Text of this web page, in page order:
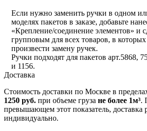
Если нужно заменить ручки в одном
моделях пакетов в заказе, добавьте
«Крепление/соединение элементов» и
групповым для всех товаров, в
произвести замену ручек.
Ручки подходят для пакетов арт.5868,
и 1156.
Доставка
Стоимость доставки по Москве в
1250 руб. при объеме груза не более 1м³.
превышающем этот показатель, доставка
индивидуально.